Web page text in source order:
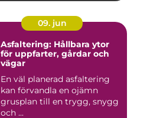
09. jun
Asfaltering: Hållbara ytor
för uppfarter, gårdar och
vägar
En väl planerad asfaltering
kan förvandla en ojämn
grusplan till en trygg, snygg
och ...